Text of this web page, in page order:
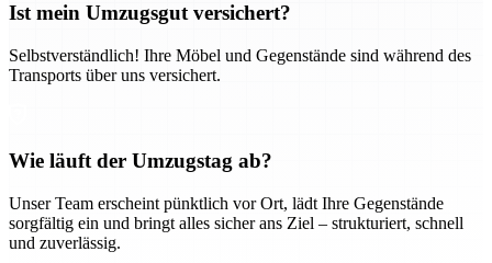
Ist mein Umzugsgut versichert?
Selbstverständlich! Ihre Möbel und Gegenstände sind während des
Transports über uns versichert.
Wie läuft der Umzugstag ab?
Unser Team erscheint pünktlich vor Ort, lädt Ihre Gegenstände
sorgfältig ein und bringt alles sicher ans Ziel – strukturiert, schnell
und zuverlässig.